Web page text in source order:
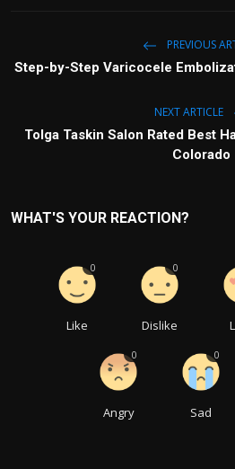
PREVIOUS
Step-by-Step Varicocele
NEXT ARTICLE
Tolga Taskin Salon Rated Best
Colorado
WHAT'S YOUR REACTION?
Like
0
Dislike
0
Angry
0
Sad
0